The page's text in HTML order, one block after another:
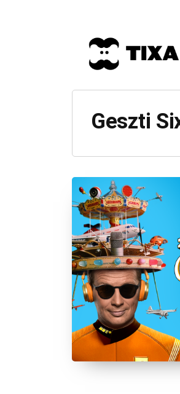
Geszti